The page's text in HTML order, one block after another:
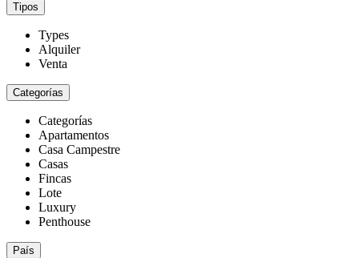
Tipos
Types
Alquiler
Venta
Categorías
Categorías
Apartamentos
Casa Campestre
Casas
Fincas
Lote
Luxury
Penthouse
País